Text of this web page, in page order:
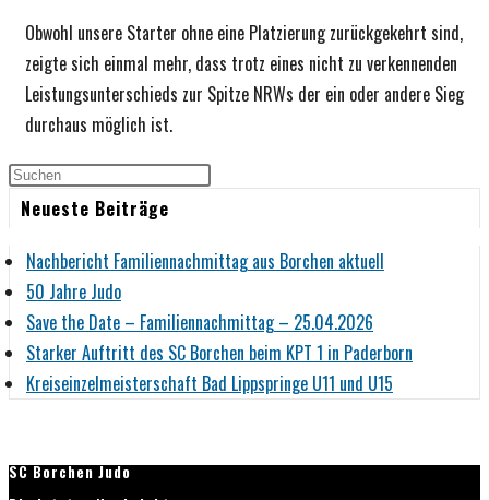
Obwohl unsere Starter ohne eine Platzierung zurückgekehrt sind,
zeigte sich einmal mehr, dass trotz eines nicht zu verkennenden
Leistungsunterschieds zur Spitze NRWs der ein oder andere Sieg
durchaus möglich ist.
Neueste Beiträge
Nachbericht Familiennachmittag aus Borchen aktuell
50 Jahre Judo
Save the Date – Familiennachmittag – 25.04.2026
Starker Auftritt des SC Borchen beim KPT 1 in Paderborn
Kreiseinzelmeisterschaft Bad Lippspringe U11 und U15
SC Borchen Judo